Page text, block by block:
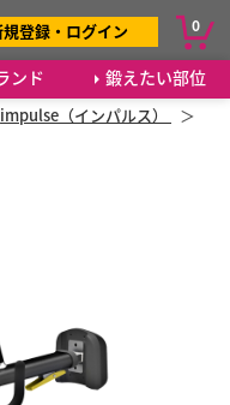
ンド 鍛えたい部位
登録・ログイン 0
impulse（インパルス）